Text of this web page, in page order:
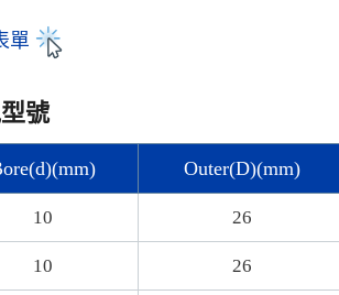
單
號
Outer(D)(mm)
10 26
10 26